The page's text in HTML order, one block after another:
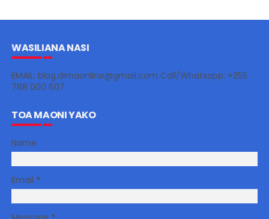
WASILIANA NASI
EMAIL: blog.dimaonline@gmail.com Call/Whatsapp: +255
788 000 607
TOA MAONI YAKO
Name
Email *